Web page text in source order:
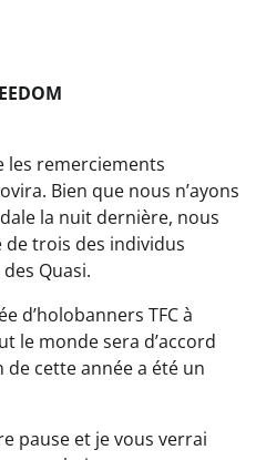
les remerciements
Bien que nous n’ayons
la nuit dernière, nous
trois des individus
Quasi.
d’holobanners TFC à
le monde sera d’accord
cette année a été un
pause et je vous verrai